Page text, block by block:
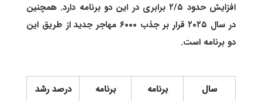
افزایش حدود ۲/۵ برابری در این دو برنامه دارد. همچنین
در سال ۲۰۲۵ قرار بر جذب ۶۰۰۰ مهاجر جدید از طریق این
دو برنامه است.
سال
برنامه
برنامه
درصد رشد